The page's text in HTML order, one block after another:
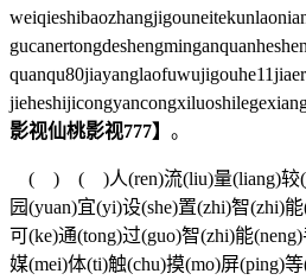
影视仙桃影视777】 。
( ) ( )人(ren)流(liu)量(liang)较
园(yuan)宜(yi)设(she)置(zhi)智(zhi)
可(ke)通(tong)过(guo)智(zhi)能
媒(mei)体(ti)触(chu)摸(mo)屏(ping)